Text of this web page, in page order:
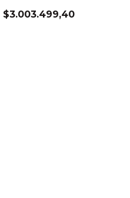
$3.003.499,40